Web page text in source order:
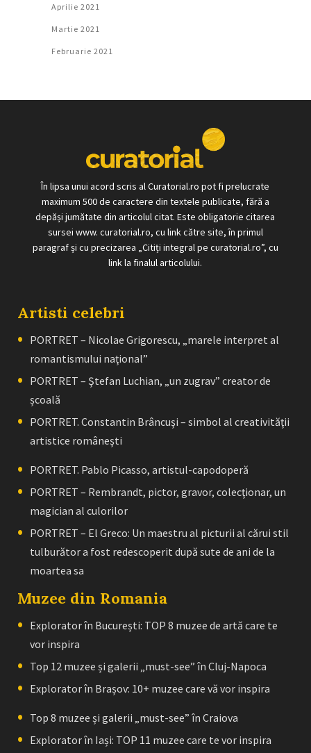
Aprilie 2021
Martie 2021
Februarie 2021
În lipsa unui acord scris al Curatorial.ro pot fi prelucrate
maximum 500 de caractere din textele publicate, fără a
depăși jumătate din articolul citat. Este obligatorie citarea
sursei www. curatorial.ro, cu link către site, în primul
paragraf și cu precizarea „Citiți integral pe curatorial.ro”, cu
link la finalul articolului.
Artisti celebri
PORTRET – Nicolae Grigorescu, „marele interpret al
romantismului naţional”
PORTRET – Ştefan Luchian, „un zugrav” creator de
școală
PORTRET. Constantin Brâncuşi – simbol al creativităţii
artistice româneşti
PORTRET. Pablo Picasso, artistul-capodoperă
PORTRET – Rembrandt, pictor, gravor, colecţionar, un
magician al culorilor
PORTRET – El Greco: Un maestru al picturii al cărui stil
tulburător a fost redescoperit după sute de ani de la
moartea sa
Muzee din Romania
Explorator în București: TOP 8 muzee de artă care te
vor inspira
Top 12 muzee și galerii „must-see” în Cluj-Napoca
Explorator în Brașov: 10+ muzee care vă vor inspira
Top 8 muzee și galerii „must-see” în Craiova
Explorator în Iași: TOP 11 muzee care te vor inspira